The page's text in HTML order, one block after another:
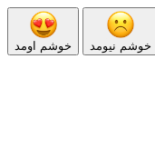
خوشم اومد خوشم نیومد